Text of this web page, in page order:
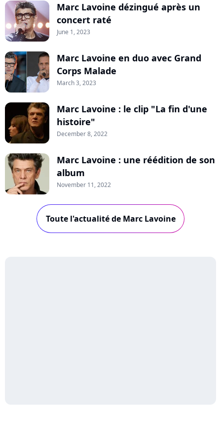
Marc Lavoine dézingué après un
concert raté
June 1, 2023
Marc Lavoine en duo avec Grand
Corps Malade
March 3, 2023
Marc Lavoine : le clip "La fin d'une
histoire"
December 8, 2022
Marc Lavoine : une réédition de son
album
November 11, 2022
Toute l'actualité de Marc Lavoine